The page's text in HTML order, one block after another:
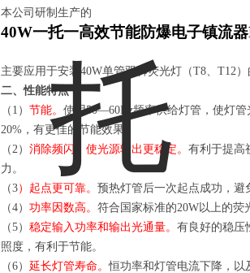
本公司研制生产的
40W一托一高效节能防爆电子镇流器
主要应用于安装40W单管双脚荧光灯（T8、T12）
二、性能特点
（1） 节能。 使用50—60Hz频率供给灯管，使灯
20%，有更佳的节能效果。
（2） 消除频闪，使光源输出更稳定。 有利于提高
力。
（3）起点更可靠。 预热灯管后一次起点成功，避
（4） 功率因数高。 符合国家标准的20W以上的荧
（5） 稳定输入功率和输出光通量。 有良好的稳压
照度，有利于节能。
（6） 延长灯管寿命。恒功率和灯管电流下降，以